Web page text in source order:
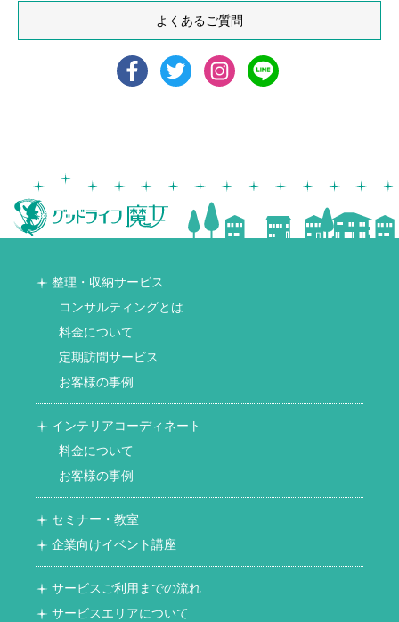
よくあるご質問
整理・収納サービス
コンサルティングとは
料金について
定期訪問サービス
お客様の事例
インテリアコーディネート
料金について
お客様の事例
セミナー・教室
企業向けイベント講座
サービスご利用までの流れ
サービスエリアについて